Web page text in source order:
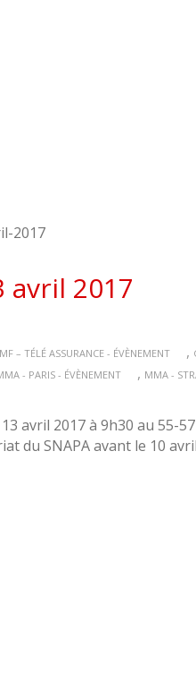
avril 2017
– TÉLÉ ASSURANCE - ÉVÈNEMENT ,
- PARIS - ÉVÈNEMENT , MMA -
avril 2017 à 9h30 au 55-
du SNAPA avant le 10